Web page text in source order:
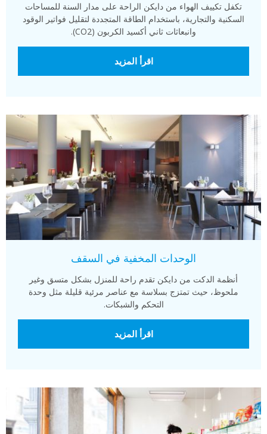
تكفل تكييف الهواء من دايكن الراحة على مدار السنة للمساحات
السكنية والتجارية، باستخدام الطاقة المتجددة لتقليل فواتير الوقود
وانبعاثات ثاني أكسيد الكربون (CO2).
اقرأ المزيد
الوحدات المخفية في السقف
أنظمة الدكت من دايكن تقدم راحة للمنزل بشكل متسق وغير
ملحوظ، حيث تمتزج بسلاسة مع عناصر مرئية قليلة مثل وحدة
التحكم والشبكات.
اقرأ المزيد